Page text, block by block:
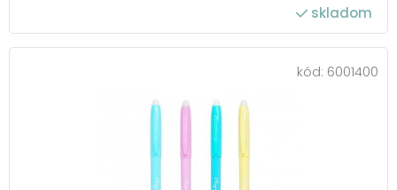
počet ks v balení: 24
skladom
kód: 6001400